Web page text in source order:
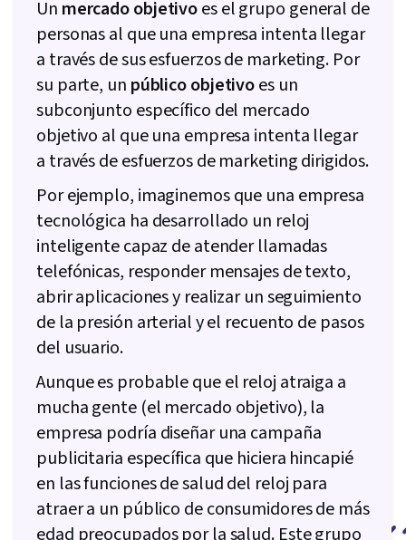
Content Scheduling, Social Media Content,
Driving engagement, Content Creation, Brand
Awareness, Digital Media Strategy, Advertising,
Brand Management, Social Media Campaigns,
Drive Engagement, Performance marketing,
Web Analytics and SEO, Data-Driven Decision-
Making, Performance Metric, Customer
Relationship Building, Customer and Client
Support, Relationship Management, Brand
Loyalty, Product Improvement, Customer
Relationship Management, Customer Service,
Performance Analysis, Web Analytics, Portfolio
Management, Presentations
Un mercado objetivoes el grupo general de
personas al que una empresa intenta llegar
a través de sus esfuerzos de marketing. Por
su parte, un público objetivoes un
subconjunto específico del mercado
objetivo al que una empresa intenta llegar
a través de esfuerzos de marketing dirigidos.
Por ejemplo, imaginemos que una empresa
tecnológica ha desarrollado un reloj
inteligente capaz de atender llamadas
telefónicas, responder mensajes de texto,
abrir aplicaciones y realizar un seguimiento
de la presión arterial y el recuento de pasos
del usuario.
Aunque es probable que el reloj atraiga a
mucha gente (el mercado objetivo), la
empresa podría diseñar una campaña
publicitaria específica que hiciera hincapié
en las funciones de salud del reloj para
atraer a un público de consumidores de más
edad preocupados por la salud. Este grupo